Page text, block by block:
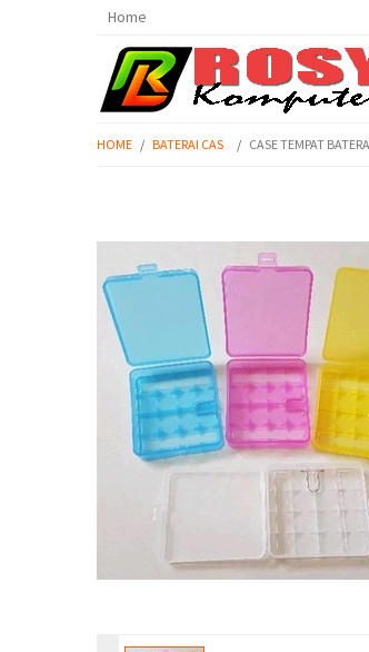
Home
HOME / BATERAI CAS / CASE TEMPAT